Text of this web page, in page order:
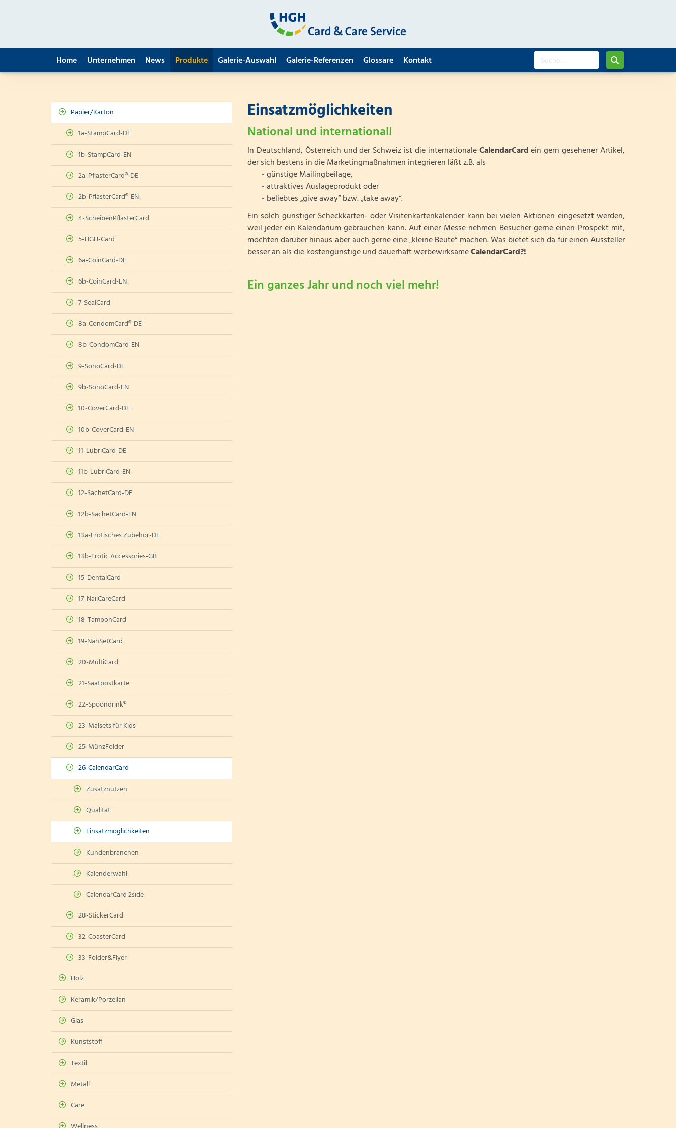
Home Unternehmen News Produkte Galerie-Auswahl Galerie-Referenzen Glossare Kontakt
Einsatzmöglichkeiten
National und international!
In Deutschland, Österreich und der Schweiz ist die internationaleCalendarCardein gern gesehener Artikel,
der sich bestens in die Marketingmaßnahmen integrieren läßt z.B. als
-günstige Mailingbeilage,
-attraktives Auslageprodukt oder
- beliebtes „give away“ bzw. „take away“.
Ein solch günstiger Scheckkarten- oder Visitenkartenkalender kann bei vielen Aktionen eingesetzt werden,
weil jeder ein Kalendarium gebrauchen kann. Auf einer Messe nehmen Besucher gerne einen Prospekt mit,
möchten darüber hinaus aber auch gerne eine „kleine Beute“ machen. Was bietet sich da für einen Aussteller
besser an als die kostengünstige und dauerhaft werbewirksameCalendarCard?!
Ein ganzes Jahr und noch viel mehr!
Papier/Karton
1a-StampCard-DE
1b-StampCard-EN
2a-PflasterCard®-DE
2b-PflasterCard®-EN
4-ScheibenPflasterCard
5-HGH-Card
6a-CoinCard-DE
6b-CoinCard-EN
7-SealCard
8a-CondomCard®-DE
8b-CondomCard-EN
9-SonoCard-DE
9b-SonoCard-EN
10-CoverCard-DE
10b-CoverCard-EN
11-LubriCard-DE
11b-LubriCard-EN
12-SachetCard-DE
12b-SachetCard-EN
13a-Erotisches Zubehör-DE
13b-Erotic Accessories-GB
15-DentalCard
17-NailCareCard
18-TamponCard
19-NähSetCard
20-MultiCard
21-Saatpostkarte
22-Spoondrink®
23-Malsets für Kids
25-MünzFolder
26-CalendarCard
Zusatznutzen
Qualität
Einsatzmöglichkeiten
Kundenbranchen
Kalenderwahl
CalendarCard 2side
28-StickerCard
32-CoasterCard
33-Folder&Flyer
Holz
Keramik/Porzellan
Glas
Kunststoff
Textil
Metall
Care